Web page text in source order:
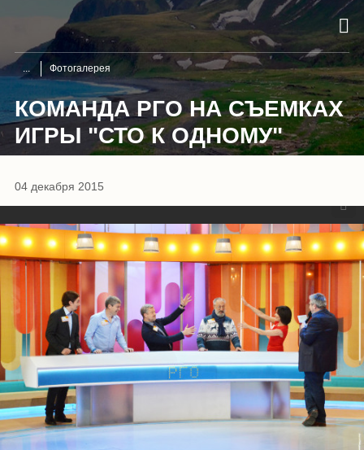
Фотогалерея
КОМАНДА РГО НА СЪЕМКАХ
ИГРЫ "СТО К ОДНОМУ"
04 декабря 2015